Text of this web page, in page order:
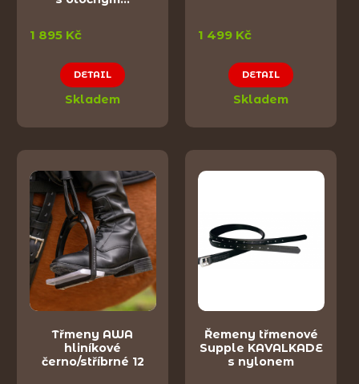
1 895 Kč
DETAIL
Skladem
1 499 Kč
DETAIL
Skladem
Třmeny AWA
hliníkové
černo/stříbrné 12
Řemeny třmenové
Supple KAVALKADE
s nylonem